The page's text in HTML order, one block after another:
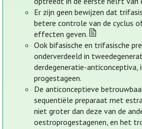
Er zijn geen bewijzen dat
betere controle van de cyclus
effecten geven.
Ook bifasische en trifasische
onderverdeeld in
derdegeneratie-
progestageen.
De anticonceptieve
sequentiële preparaat met
niet groter dan deze van de
oestroprogestagenen, en het